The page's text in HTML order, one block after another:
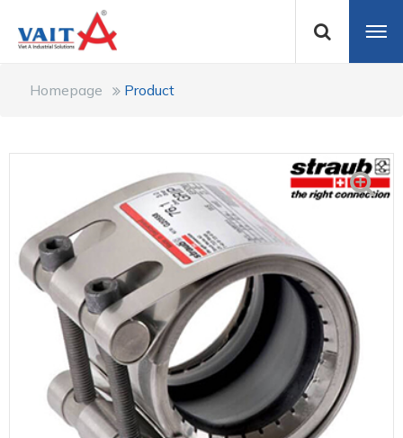
Homepage Product